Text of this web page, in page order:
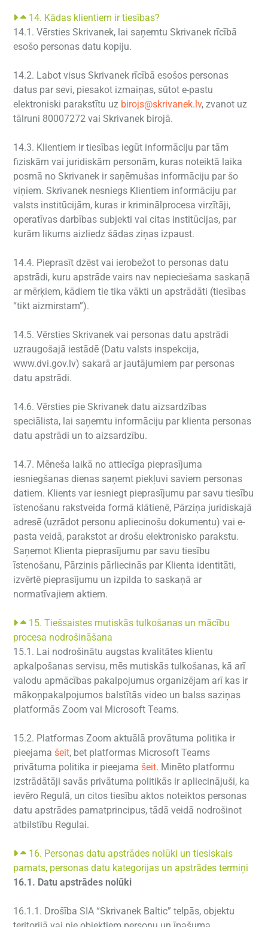
14. Kādas klientiem ir tiesības?
14.1. Vērsties Skrivanek, lai saņemtu Skrivanek rīcībā
esošo personas datu kopiju.
14.2. Labot visus Skrivanek rīcībā esošos personas
datus par sevi, piesakot izmaiņas, sūtot e-pastu
elektroniski parakstītu uz birojs@skrivanek.lv, zvanot uz
tālruni 80007272 vai Skrivanek birojā.
14.3. Klientiem ir tiesības iegūt informāciju par tām
fiziskām vai juridiskām personām, kuras noteiktā laika
posmā no Skrivanek ir saņēmušas informāciju par šo
viņiem. Skrivanek nesniegs Klientiem informāciju par
valsts institūcijām, kuras ir kriminālprocesa virzītāji,
operatīvas darbības subjekti vai citas institūcijas, par
kurām likums aizliedz šādas ziņas izpaust.
14.4. Pieprasīt dzēst vai ierobežot to personas datu
apstrādi, kuru apstrāde vairs nav nepieciešama saskaņā
ar mērķiem, kādiem tie tika vākti un apstrādāti (tiesības
“tikt aizmirstam”).
14.5. Vērsties Skrivanek vai personas datu apstrādi
uzraugošajā iestādē (Datu valsts inspekcija,
www.dvi.gov.lv) sakarā ar jautājumiem par personas
datu apstrādi.
14.6. Vērsties pie Skrivanek datu aizsardzības
speciālista, lai saņemtu informāciju par klienta personas
datu apstrādi un to aizsardzību.
14.7. Mēneša laikā no attiecīga pieprasījuma
iesniegšanas dienas saņemt piekļuvi saviem personas
datiem. Klients var iesniegt pieprasījumu par savu tiesību
īstenošanu rakstveida formā klātienē, Pārziņa juridiskajā
adresē (uzrādot personu apliecinošu dokumentu) vai e-
pasta veidā, parakstot ar drošu elektronisko parakstu.
Saņemot Klienta pieprasījumu par savu tiesību
īstenošanu, Pārzinis pārliecinās par Klienta identitāti,
izvērtē pieprasījumu un izpilda to saskaņā ar
normatīvajiem aktiem.
15. Tiešsaistes mutiskās tulkošanas un mācību
procesa nodrošināšana
15.1. Lai nodrošinātu augstas kvalitātes klientu
apkalpošanas servisu, mēs mutiskās tulkošanas, kā arī
valodu apmācības pakalpojumus organizējam arī kas ir
mākoņpakalpojumos balstītās video un balss saziņas
platformās Zoom vai Microsoft Teams.
15.2. Platformas Zoom aktuālā provātuma politika ir
pieejamašeit, bet platformas Microsoft Teams
privātuma politika ir pieejamašeit. Minēto platformu
izstrādātāji savās privātuma politikās ir apliecinājuši, ka
ievēro Regulā, un citos tiesību aktos noteiktos personas
datu apstrādes pamatprincipus, tādā veidā nodrošinot
atbilstību Regulai.
16. Personas datu apstrādes nolūki un tiesiskais
pamats, personas datu kategorijas un apstrādes termiņi
16.1. Datu apstrādes nolūki
16.1.1. Drošība SIA “Skrivanek Baltic” telpās, objektu